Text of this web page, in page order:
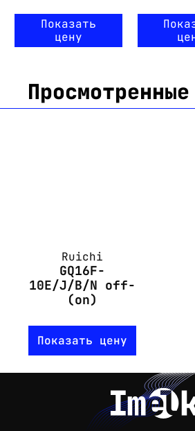
Показать
цену
Ruichi
GQ16F-
10E/J/B/N off-
(on)
Показать цену